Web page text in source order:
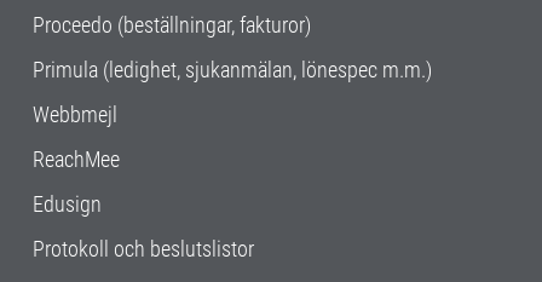
Proceedo (beställningar, fakturor)
Primula (ledighet, sjukanmälan, lönespec m.m.)
Webbmejl
ReachMee
Edusign
Protokoll och beslutslistor